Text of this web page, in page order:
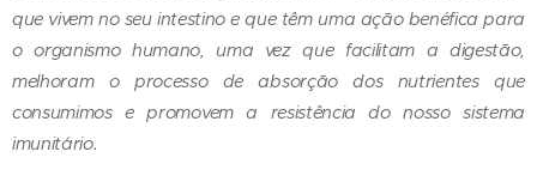
que vivem no seu intestino e que têm uma ação benéfica para
o organismo humano, uma vez que facilitam a digestão,
melhoram o processo de absorção dos nutrientes que
consumimos e promovem a resistência do nosso sistema
imunitário.